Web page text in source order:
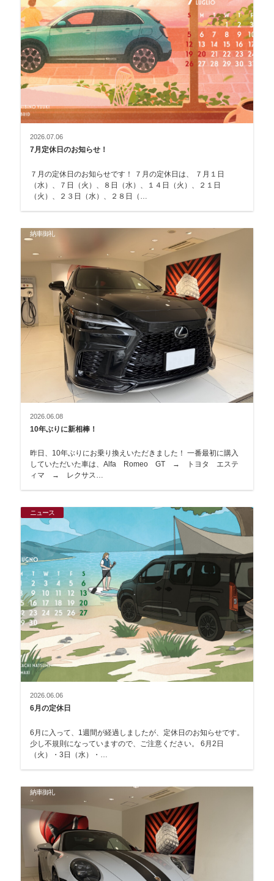
2026.07.06
7月定休日のお知らせ！
７月の定休日のお知らせです！ ７月の定休日は、 ７月１日
（水）、７日（火）、８日（水）、１４日（火）、２１日
（火）、２３日（水）、２８日（…
納車御礼
2026.06.08
10年ぶりに新相棒！
昨日、10年ぶりにお乗り換えいただきました！ 一番最初に購入
していただいた車は、Alfa Romeo GT → トヨタ エステ
ィマ → レクサス…
ニュース
2026.06.06
6月の定休日
6月に入って、1週間が経過しましたが、定休日のお知らせです。
少し不規則になっていますので、ご注意ください。 6月2日
（火）・3日（水）・…
納車御礼